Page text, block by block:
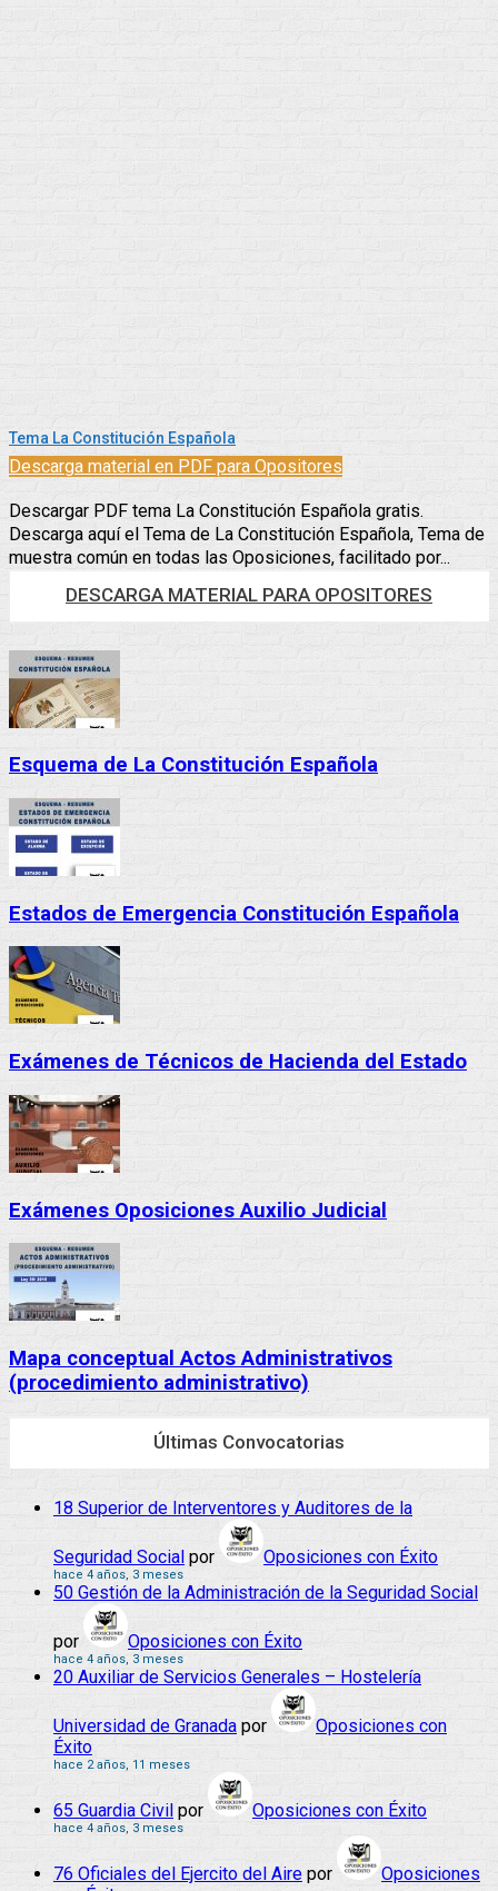
Tema La Constitución Española
Descarga material en PDF para Opositores
Descargar PDF tema La Constitución Española gratis.
Descarga aquí el Tema de La Constitución Española, Tema de
muestra común en todas las Oposiciones, facilitado por...
DESCARGA MATERIAL PARA OPOSITORES
Esquema de La Constitución Española
Estados de Emergencia Constitución Española
Exámenes de Técnicos de Hacienda del Estado
Exámenes Oposiciones Auxilio Judicial
Mapa conceptual Actos Administrativos
(procedimiento administrativo)
Últimas Convocatorias
18 Superior de Interventores y Auditores de la
Seguridad Social por Oposiciones con Éxito
hace 4 años, 3 meses
50 Gestión de la Administración de la Seguridad Social
por Oposiciones con Éxito
hace 4 años, 3 meses
20 Auxiliar de Servicios Generales – Hostelería
Universidad de Granada por
Oposiciones con
Éxito
hace 2 años, 11 meses
65 Guardia Civil por Oposiciones con Éxito
hace 4 años, 3 meses
76 Oficiales del Ejercito del Aire por
Oposiciones